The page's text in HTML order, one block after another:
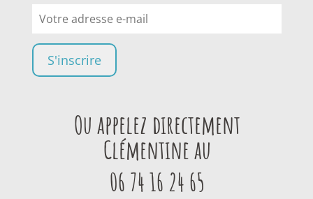
Ou appelez directement
Clémentine au
06 74 16 24 65